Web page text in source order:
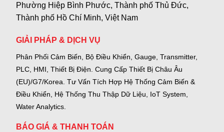
Phường Hiệp Bình Phước, Thành phố Thủ Đức,
Thành phố Hồ Chí Minh, Việt Nam
GIẢI PHÁP & DỊCH VỤ
Phân Phối Cảm Biến, Bộ Điều Khiển, Gauge, Transmitter,
PLC, HMI, Thiết Bị Điện. Cung Cấp Thiết Bị Châu Âu
(EU)/G7/Korea. Tư Vấn Tích Hợp Hệ Thống Cảm Biến &
Điều Khiển, Hệ Thống Thu Thập Dữ Liệu, IoT System,
Water Analytics.
BÁO GIÁ & THANH TOÁN